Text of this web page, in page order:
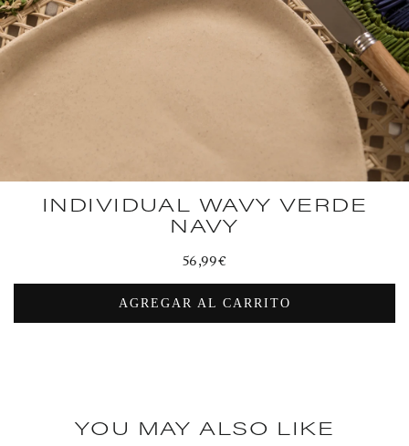
INDIVIDUAL WAVY VERDE
NAVY
Precio
habitual
56,99€
AGREGAR AL CARRITO
YOU MAY ALSO LIKE